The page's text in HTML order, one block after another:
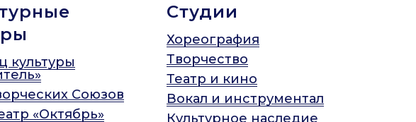
культуры
Союзов
«Октябрь»
Студии
Хореография
Творчество
Театр и кино
Вокал и инструментал
Культурное наследие